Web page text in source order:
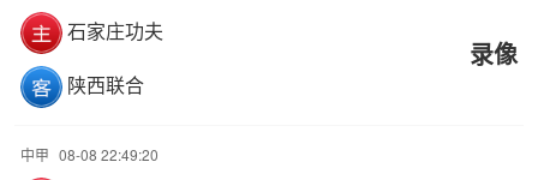
石家庄功夫
陕西联合
录像
中甲 08-08 22:49:20